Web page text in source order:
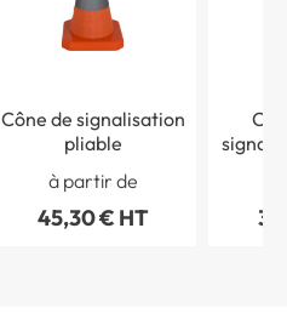
Cône de signalisation
pliable
à partir de
45,30 € HT